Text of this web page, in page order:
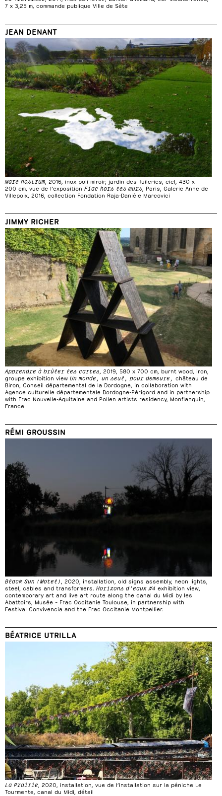
7 x 3,25 m, commande publique Ville de Sète
JEAN DENANT
Mare nostrum, 2016, inox poli miroir, jardin des Tuileries, ciel, 430 x
200 cm, vue de l’exposition Fiac hors les murs, Paris, Galerie Anne de
Villepoix, 2016, collection Fondation Raja-Danièle Marcovici
JIMMY RICHER
Apprendre à brûler les cartes , 2019, 580 x 700 cm, burnt wood, iron,
groupe exhibition view Un monde, un seul, pour demeure, château de
Biron, Conseil départemental de la Dordogne, in collaboration with
Agence culturelle départementale Dordogne-Périgord and in partnership
with Frac Nouvelle-Aquitaine and Pollen artists residency, Monflanquin,
France
RÉMI GROUSSIN
Black Sun (Motel) , 2020, installation, old signs assembly, neon lights,
steel, cables and transformers. Horizons d’eaux #4 exhibition view,
contemporary art and live art route along the canal du Midi by les
Abattoirs, Musée – Frac Occitanie Toulouse, in partnership with
Festival Convivencia and the Frac Occitanie Montpellier.
BÉATRICE UTRILLA
La Prairie, 2020, installation, vue de l’installation sur la péniche Le
Tourmente, canal du Midi, détail